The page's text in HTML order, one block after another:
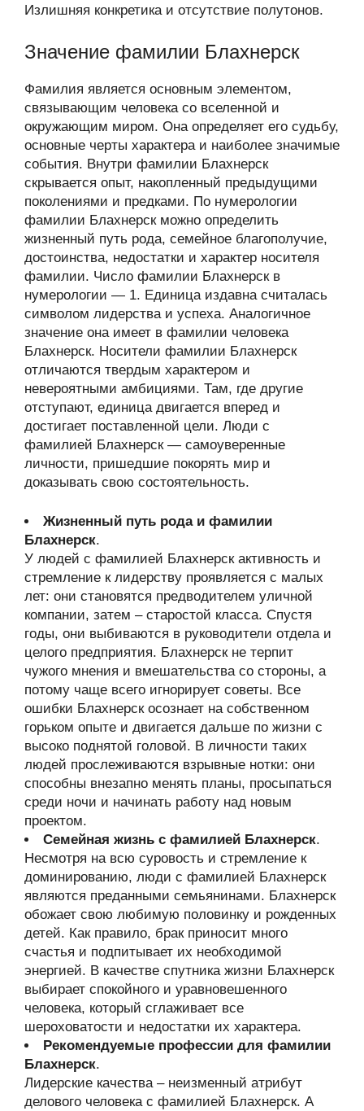
Излишняя конкретика и отсутствие полутонов.
Значение фамилии Блахнерск
Фамилия является основным элементом,
связывающим человека со вселенной и
окружающим миром. Она определяет его судьбу,
основные черты характера и наиболее значимые
события. Внутри фамилии Блахнерск
скрывается опыт, накопленный предыдущими
поколениями и предками. По нумерологии
фамилии Блахнерск можно определить
жизненный путь рода, семейное благополучие,
достоинства, недостатки и характер носителя
фамилии. Число фамилии Блахнерск в
нумерологии — 1. Единица издавна считалась
символом лидерства и успеха. Аналогичное
значение она имеет в фамилии человека
Блахнерск. Носители фамилии Блахнерск
отличаются твердым характером и
невероятными амбициями. Там, где другие
отступают, единица двигается вперед и
достигает поставленной цели. Люди с
фамилией Блахнерск — самоуверенные
личности, пришедшие покорять мир и
доказывать свою состоятельность.
Жизненный путь рода и фамилии
Блахнерск.
У людей с фамилией Блахнерск активность и
стремление к лидерству проявляется с малых
лет: они становятся предводителем уличной
компании, затем – старостой класса. Спустя
годы, они выбиваются в руководители отдела и
целого предприятия. Блахнерск не терпит
чужого мнения и вмешательства со стороны, а
потому чаще всего игнорирует советы. Все
ошибки Блахнерск осознает на собственном
горьком опыте и двигается дальше по жизни с
высоко поднятой головой. В личности таких
людей прослеживаются взрывные нотки: они
способны внезапно менять планы, просыпаться
среди ночи и начинать работу над новым
проектом.
Семейная жизнь с фамилией Блахнерск.
Несмотря на всю суровость и стремление к
доминированию, люди с фамилией Блахнерск
являются преданными семьянинами. Блахнерск
обожает свою любимую половинку и рожденных
детей. Как правило, брак приносит много
счастья и подпитывает их необходимой
энергией. В качестве спутника жизни Блахнерск
выбирает спокойного и уравновешенного
человека, который сглаживает все
шероховатости и недостатки их характера.
Рекомендуемые профессии для фамилии
Блахнерск.
Лидерские качества – неизменный атрибут
делового человека с фамилией Блахнерск. А